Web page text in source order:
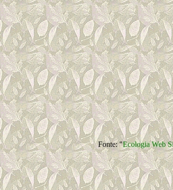
Fonte: "Ecologia Web